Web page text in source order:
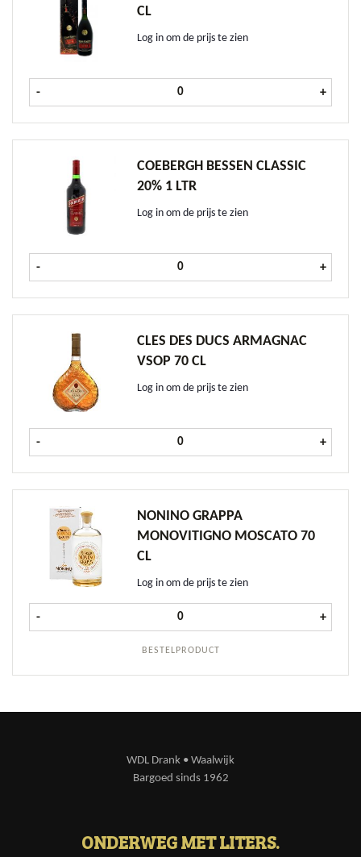
CL
Log in om de prijs te zien
- Remy Martin VSOP fles 70 cl aantal
+
COEBERGH BESSEN CLASSIC
20% 1 LTR
Log in om de prijs te zien
- Coebergh Bessen CLASSIC 20% 1
+
CLES DES DUCS ARMAGNAC
VSOP 70 CL
Log in om de prijs te zien
- Cles des Ducs Armagnac VSOP 70
+
NONINO GRAPPA
MONOVITIGNO MOSCATO 70
CL
Log in om de prijs te zien
BESTELPRODUCT
- Nonino Grappa Monovitigno
+
WDL Drank • Waalwijk
Bargoed sinds 1962
ONDERWEG MET LITERS.